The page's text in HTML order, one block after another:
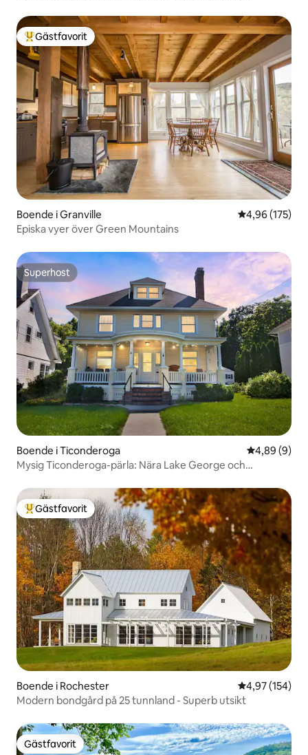
Populär gästfavorit
Gästfavorit
Boende i Granville 4,96 av 5 i
4,96 (175)
Episka vyer över Green Mountains
Superhost
Superhost
Boende i Ticonderoga 4,89 av 5 i
4,89 (9)
Mysig Ticonderoga-pärla: Nära Lake George och
Populär gästfavorit
Gästfavorit
Boende i Rochester 4,97 av 5 i
4,97 (154)
Modern bondgård på 25 tunnland - Superb utsikt
Gästfavorit
Gästfavorit